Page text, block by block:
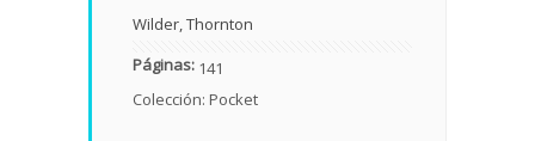
Wilder, Thornton
Páginas: 141
Colección: Pocket